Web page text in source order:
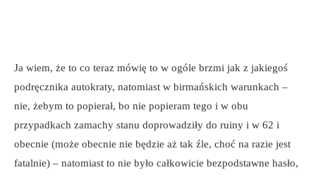
Ja wiem, że to co teraz mówię to w ogóle brzmi jak z jakiegoś
podręcznika autokraty, natomiast w birmańskich warunkach –
nie, żebym to popierał, bo nie popieram tego i w obu
przypadkach zamachy stanu doprowadziły do ruiny i w 62 i
obecnie (może obecnie nie będzie aż tak źle, choć na razie jest
fatalnie) – natomiast to nie było całkowicie bezpodstawne hasło,